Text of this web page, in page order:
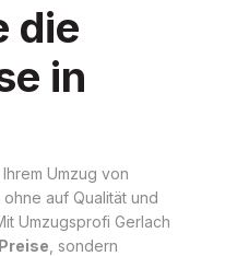
die
in
Umzug von
auf Qualität und
Umzugsprofi Gerlach
, sondern